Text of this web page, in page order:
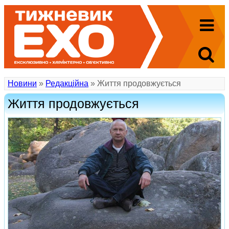
Новини » Редакційна » Життя продовжується
Життя продовжується